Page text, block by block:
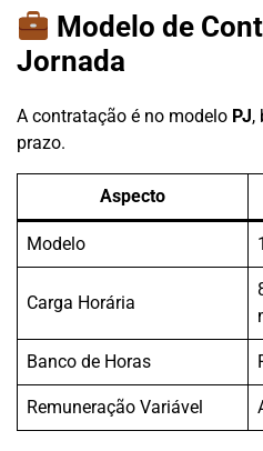
Modelo de
Jornada
A contratação é no modelo PJ,
prazo.
Aspecto
Modelo
Carga Horária
Banco de Horas
Remuneração Variável